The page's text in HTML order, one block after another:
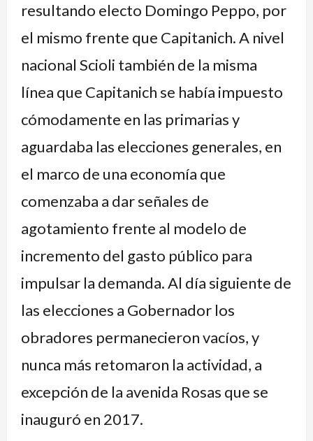
resultando electo Domingo Peppo, por
el mismo frente que Capitanich. A nivel
nacional Scioli también de la misma
línea que Capitanich se había impuesto
cómodamente en las primarias y
aguardaba las elecciones generales, en
el marco de una economía que
comenzaba a dar señales de
agotamiento frente al modelo de
incremento del gasto público para
impulsar la demanda. Al día siguiente de
las elecciones a Gobernador los
obradores permanecieron vacíos, y
nunca más retomaron la actividad, a
excepción de la avenida Rosas que se
inauguró en 2017.